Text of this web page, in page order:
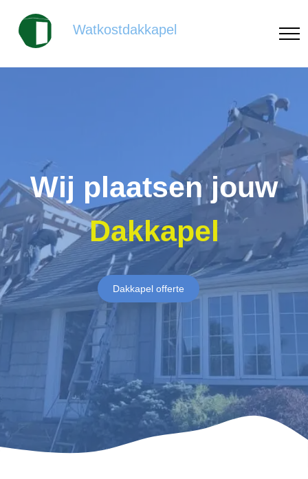
Watkostdakkapel
Wij plaatsen jouw
Dakkapel
Dakkapel offerte